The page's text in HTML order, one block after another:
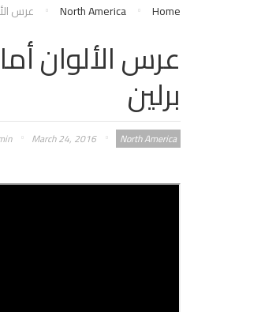
Home
North America عرس
عرس الألوان
برلين
North America
March 24, 2016